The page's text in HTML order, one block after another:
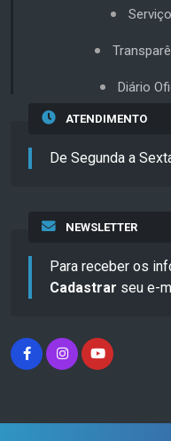
Diário
ATENDIMENTO
De Segunda a
NEWSLETTER
Para receber os
Cadastrar seu e-